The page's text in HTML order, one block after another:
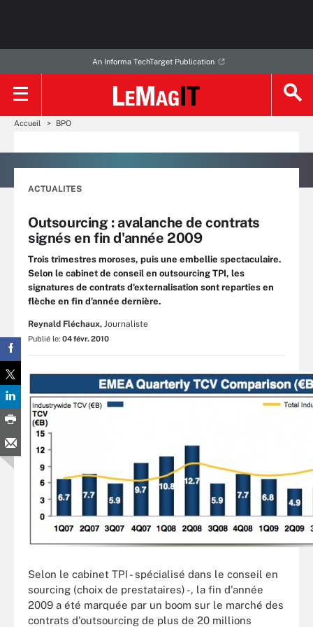
An Informa TechTarget Publication
Accueil BPO
ACTUALITES
Outsourcing : avalanche de contrats
signés en fin d'année 2009
Trois trimestres moroses, puis une embellie spectaculaire.
Selon le cabinet de conseil en outsourcing TPI, les
signatures de contrats d'externalisation sont reparties en
flèche en fin d'année dernière.
Reynald Fléchaux, Journaliste
Publié le: 04 févr. 2010
Selon le cabinet TPI - spécialisé dans le conseil en
sourcing (choix de prestataires) -, la fin d'année
2009 a été marquée par un boom sur le marché des
contrats d'outsourcing de plus de 20 millions